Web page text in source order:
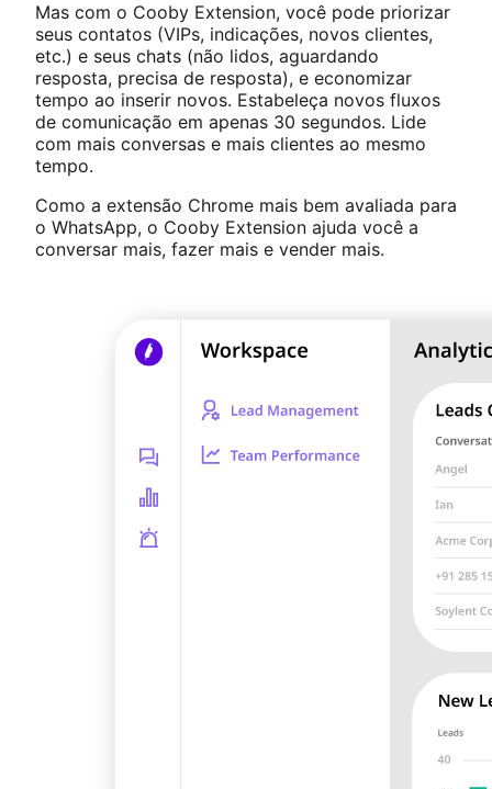
Mas com o Cooby Extension, você pode priorizar
seus contatos (VIPs, indicações, novos clientes,
etc.) e seus chats (não lidos, aguardando
resposta, precisa de resposta), e economizar
tempo ao inserir novos. Estabeleça novos fluxos
de comunicação em apenas 30 segundos. Lide
com mais conversas e mais clientes ao mesmo
tempo.
Como a extensão Chrome mais bem avaliada para
o WhatsApp, o Cooby Extension ajuda você a
conversar mais, fazer mais e vender mais.